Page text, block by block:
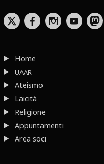
b x r
Home
UAAR
Ateismo
Laicità
Religione
Appuntamenti
Area soci